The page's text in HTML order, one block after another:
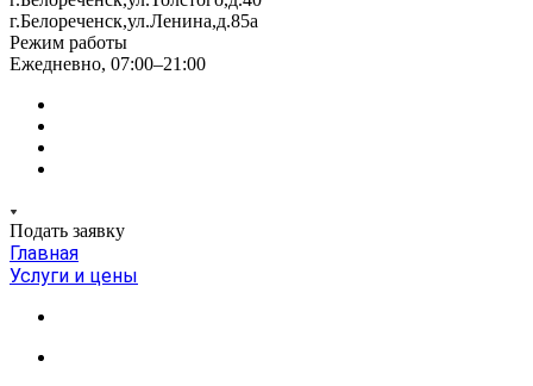
г.Белореченск,ул.Ленина,д.85а
Режим работы
Ежедневно, 07:00–21:00
Подать заявку
Главная
Услуги и цены